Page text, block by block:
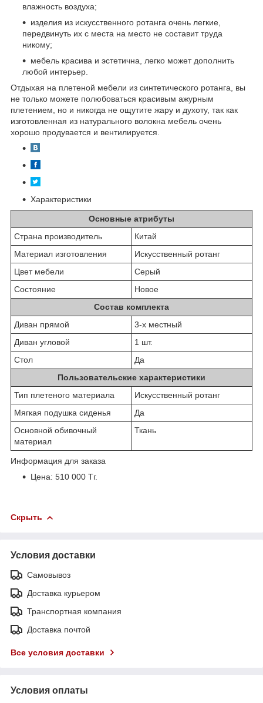
влажность воздуха;
изделия из искусственного ротанга очень легкие,
передвинуть их с места на место не составит труда
никому;
мебель красива и эстетична, легко может дополнить
любой интерьер.
Отдыхая на плетеной мебели из синтетического ротанга, вы
не только можете полюбоваться красивым ажурным
плетением, но и никогда не ощутите жару и духоту, так как
изготовленная из натурального волокна мебель очень
хорошо продувается и вентилируется.
Характеристики
Основные атрибуты
Страна производитель
Китай
Материал изготовления
Искусственный ротанг
Цвет мебели
Серый
Состояние
Новое
Состав комплекта
Диван прямой
3-х местный
Диван угловой
1 шт.
Стол
Да
Пользовательские характеристики
Тип плетеного материала
Искусственный ротанг
Мягкая подушка сиденья
Да
Основной обивочный
материал
Ткань
Информация для заказа
Цена: 510 000 Тг.
Скрыть
Условия доставки
Самовывоз
Доставка курьером
Транспортная компания
Доставка почтой
Все условия доставки
Условия оплаты